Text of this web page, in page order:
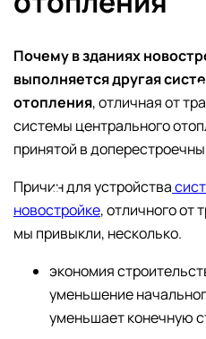
Почему в зданиях
выполняется другая
отопления, отличная от
системы центрального
принятой в
Причин для устройства
новостройке, отличного от
мы привыкли, несколько.
экономия
уменьшение
уменьшает конечную